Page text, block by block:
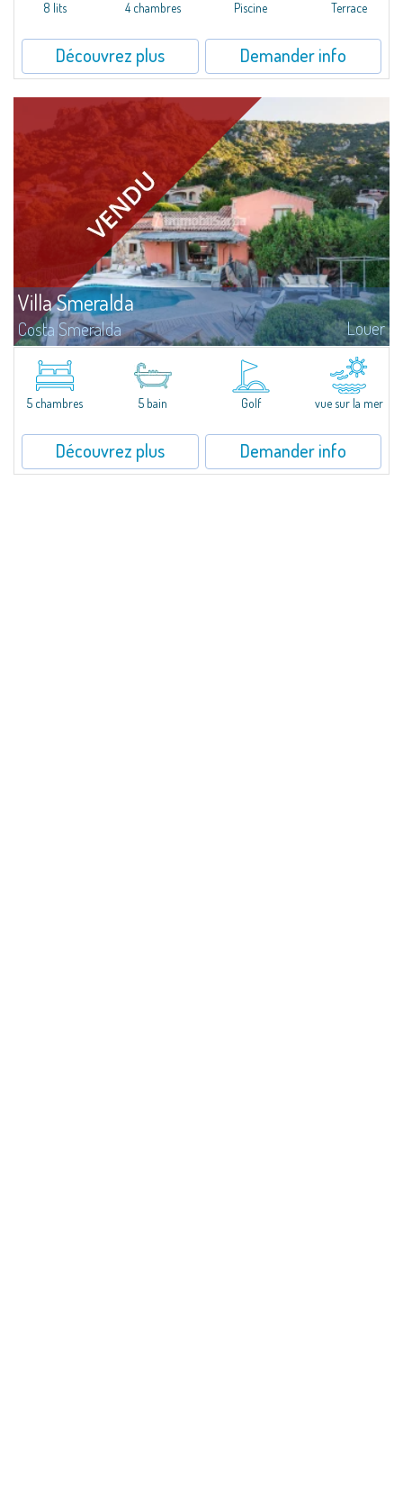
offer...8 lits 4 chambres Piscine Terrace
Découvrez plus Demander info
Villa Smeralda
Costa Smeralda Louer
Villa Smeralda, signée par le fameux Architecte Jean-Claude Lesuisse, jouit
d'une vue mer panoramique exceptionnelle sur la baie du Pevero et sur les
collines de Pantogia. Entourée par une riche végétation...
5 chambres
5 bain Golf vue sur la mer
Découvrez plus Demander info